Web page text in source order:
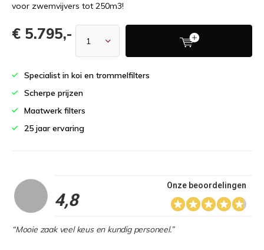
voor zwemvijvers tot 250m3!
€ 5.795,-
Specialist in koi en trommelfilters
Scherpe prijzen
Maatwerk filters
25 jaar ervaring
4,8
Onze beoordelingen
“Mooie zaak veel keus en kundig personeel.”